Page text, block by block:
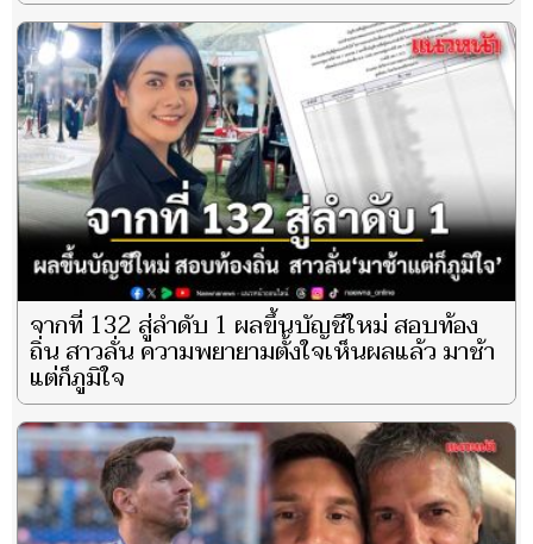
จากที่ 132 สู่ลำดับ 1 ผลขึ้นบัญชีใหม่ สอบท้อง
ถิ่น สาวลั่น ความพยายามตั้งใจเห็นผลแล้ว มาช้า
แต่ก็ภูมิใจ